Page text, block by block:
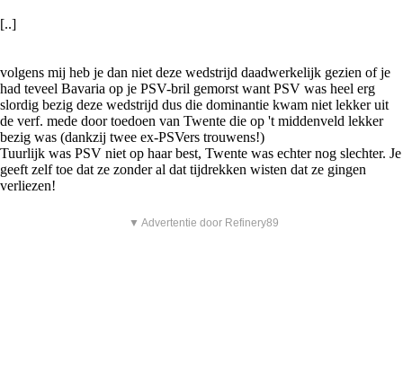
[..]
volgens mij heb je dan niet deze wedstrijd daadwerkelijk gezien of je
had teveel Bavaria op je PSV-bril gemorst want PSV was heel erg
slordig bezig deze wedstrijd dus die dominantie kwam niet lekker uit
de verf. mede door toedoen van Twente die op 't middenveld lekker
bezig was (dankzij twee ex-PSVers trouwens!)
Tuurlijk was PSV niet op haar best, Twente was echter nog slechter. Je
geeft zelf toe dat ze zonder al dat tijdrekken wisten dat ze gingen
verliezen!
▼ Advertentie door Refinery89